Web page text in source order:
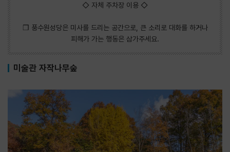
◇ 자체 주차장 이용 ◇
❒ 풍수원성당은 미사를 드리는 공간으로, 큰 소리로 대화를 하거나
피해가 가는 행동은 삼가주세요.
미술관 자작나무숲